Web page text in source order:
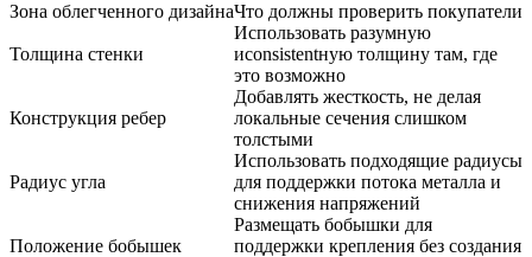
Зона облегченного дизайнаЧто должны проверить покупатели
Толщина стенки
Использовать разумную
иconsistentную толщину там, где
это возможно
Конструкция ребер
Добавлять жесткость, не делая
локальные сечения слишком
толстыми
Радиус угла
Использовать подходящие радиусы
для поддержки потока металла и
снижения напряжений
Положение бобышек
Размещать бобышки для
поддержки крепления без создания